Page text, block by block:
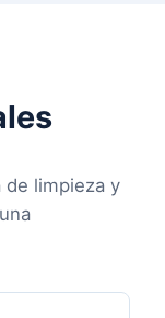
de limpieza y